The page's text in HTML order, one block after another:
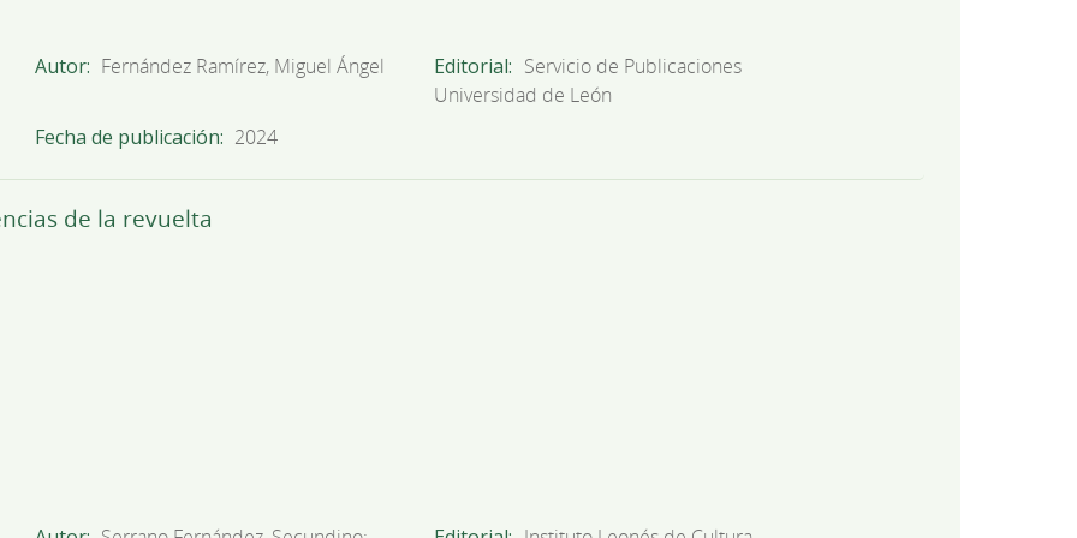
Autor Fernández Ramírez, Miguel Ángel Editorial
Servicio de Publicaciones
Universidad de León
Fecha de publicación
2024
de la revuelta